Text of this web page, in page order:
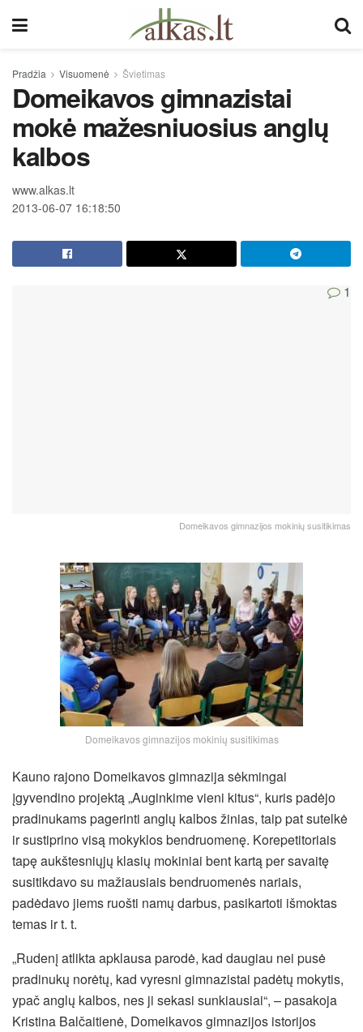
Pradžia Visuomenė Švietimas
Domeikavos gimnazistai
mokė mažesniuosius anglų
kalbos
www.alkas.lt
2013-06-07 16:18:50
1
Domeikavos gimnazijos mokinių susitikimas
Domeikavos gimnazijos mokinių susitikimas
Kauno rajono Domeikavos gimnazija sėkmingai
įgyvendino projektą „Auginkime vieni kitus“, kuris padėjo
pradinukams pagerinti anglų kalbos žinias, taip pat sutelkė
ir sustiprino visą mokyklos bendruomenę. Korepetitoriais
tapę aukštesniųjų klasių mokiniai bent kartą per savaitę
susitikdavo su mažiausiais bendruomenės nariais,
padėdavo jiems ruošti namų darbus, pasikartoti išmoktas
temas ir t. t.
„Rudenį atlikta apklausa parodė, kad daugiau nei pusė
pradinukų norėtų, kad vyresni gimnazistai padėtų mokytis,
ypač anglų kalbos, nes ji sekasi sunkiausiai“, – pasakoja
Kristina Balčaitienė, Domeikavos gimnazijos istorijos